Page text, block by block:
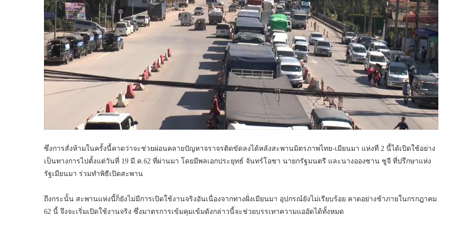
ซึ่งการสั่งห้ามในครั้งนี้คาดว่าจะช่วยผ่อนคลายปัญหาจราจรติดขัดลงได้หลังสะพานมิตรภาพไทย-เมียนมา แห่งที่ 2 นี้ได้เปิดใช้อย่าง
เป็นทางการไปตั้งแต่วันที่ 19 มี.ค.62 ที่ผ่านมา โดยมีพลเอกประยุทธ์ จันทร์โอชา นายกรัฐมนตรี และนางอองซาน ซูจี ที่ปรึกษาแห่ง
รัฐเมียนมา ร่วมทำพิธีเปิดสะพาน
ถึงกระนั้น สะพานแห่งนี้ก็ยังไม่มีการเปิดใช้งานจริงอันเนื่องจากทางฝั่งเมียนมา อุปกรณ์ยังไม่เรียบร้อย คาดอย่างช้าภายในกรกฎาคม
62 นี้ จึงจะเริ่มเปิดใช้งานจริง ซึ่งมาตรการเข้มคุมเข้มดังกล่าวนี้จะช่วยบรรเทาความแออัดได้ทั้งหมด